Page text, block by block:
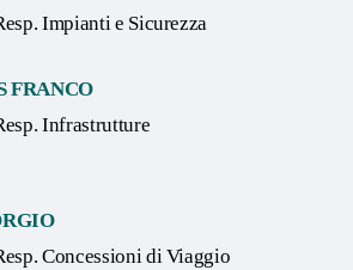
Impianti e Sicurezza
FRANCO
Infrastrutture
Concessioni di Viaggio